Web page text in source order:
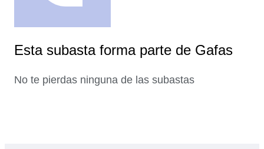
Esta subasta forma parte de Gafas
No te pierdas ninguna de las subastas